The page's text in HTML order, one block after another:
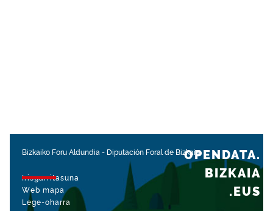
Bizkaiko Foru Aldundia - Diputación Foral de Bizkaia
Irisgarritasuna
Web mapa
Lege-oharra
OPENDATA.
BIZKAIA
.EUS